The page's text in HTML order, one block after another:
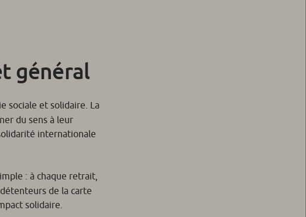
général
sociale et solidaire. La
du sens à leur
internationale
: à chaque retrait,
de la carte
solidaire.